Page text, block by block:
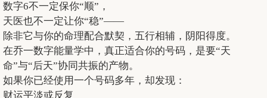
数字6不一定保你“顺”，
天医也不一定让你“稳”——
除非它与你的命理配合默契，五行相辅，阴阳得度。
在乔一数字能量学中，真正适合你的号码，是要“天
命”与“后天”协同共振的产物。
如果你已经使用一个号码多年，却发现：
财运平淡或反复